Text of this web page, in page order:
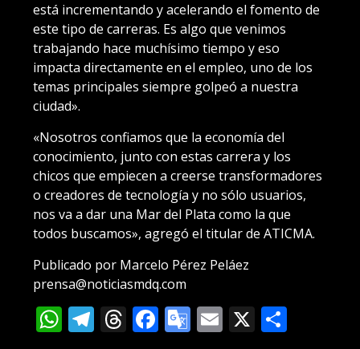
está incrementando y acelerando el fomento de
este tipo de carreras. Es algo que venimos
trabajando hace muchísimo tiempo y eso
impacta directamente en el empleo, uno de los
temas principales siempre golpeó a nuestra
ciudad».
«Nosotros confiamos que la economía del
conocimiento, junto con estas carrera y los
chicos que empiecen a creerse transformadores
o creadores de tecnología y no sólo usuarios,
nos va a dar una Mar del Plata como la que
todos buscamos», agregó el titular de ATICMA.
Publicado por Marcelo Pérez Peláez
prensa@noticiasmdq.com
WhatsApp
Telegram
Threads
Facebook
Google
Email
X